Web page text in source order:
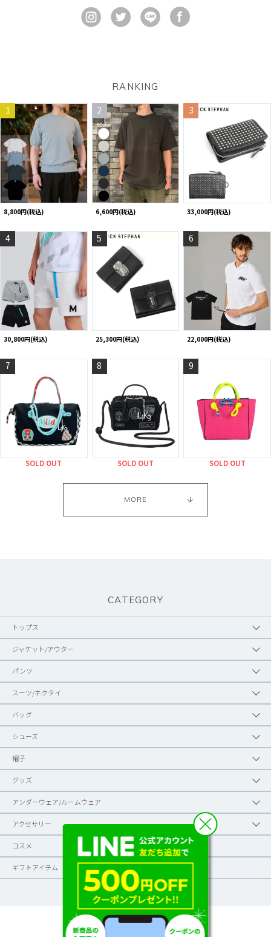
RANKING
1
8,800円(税込)
2
6,600円(税込)
3
33,000円(税込)
4
30,800円(税込)
5
25,300円(税込)
6
22,000円(税込)
7
SOLD OUT
8
SOLD OUT
9
SOLD OUT
MORE
CATEGORY
トップス
ジャケット/アウター
パンツ
スーツ/ネクタイ
バッグ
シューズ
帽子
グッズ
アンダーウェア/ルームウェア
アクセサリー
コスメ
ギフトアイテム